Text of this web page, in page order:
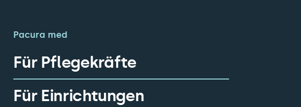
Pacura med
Für Pflegekräfte
Für Einrichtungen